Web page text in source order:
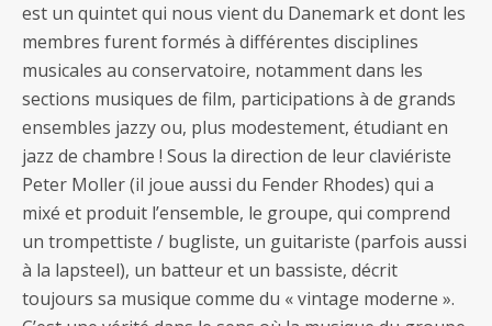
est un quintet qui nous vient du Danemark et dont les
membres furent formés à différentes disciplines
musicales au conservatoire, notamment dans les
sections musiques de film, participations à de grands
ensembles jazzy ou, plus modestement, étudiant en
jazz de chambre ! Sous la direction de leur claviériste
Peter Moller (il joue aussi du Fender Rhodes) qui a
mixé et produit l’ensemble, le groupe, qui comprend
un trompettiste / bugliste, un guitariste (parfois aussi
à la lapsteel), un batteur et un bassiste, décrit
toujours sa musique comme du « vintage moderne ».